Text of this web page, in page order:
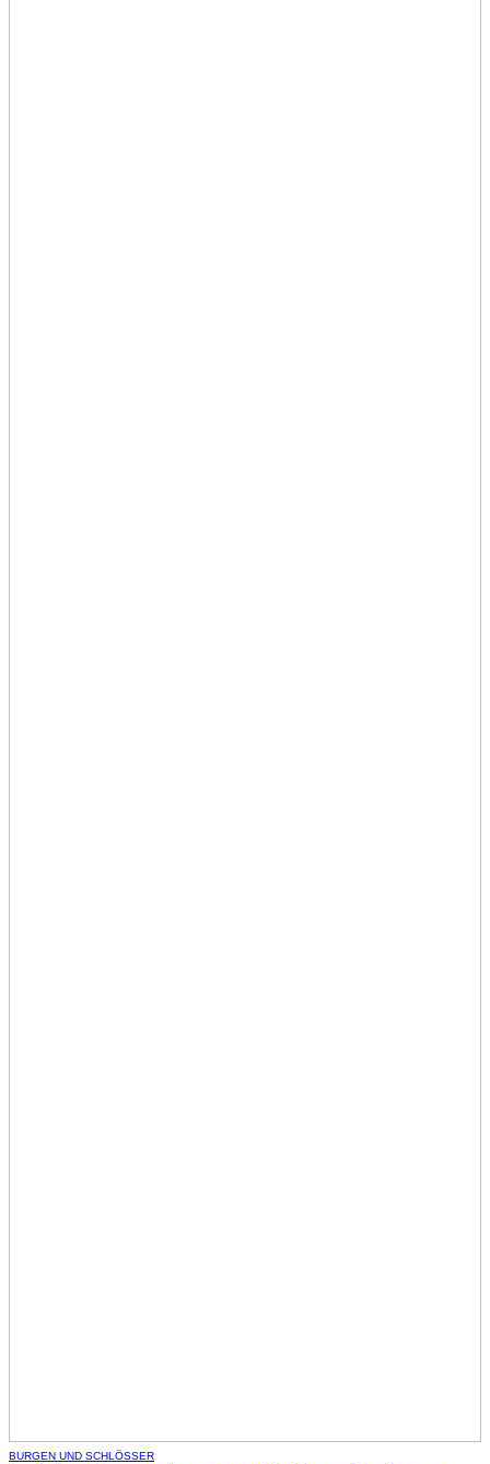
BURGEN UND SCHLÖSSER